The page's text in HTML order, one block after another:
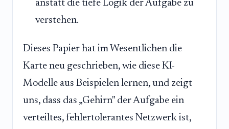
anstatt die tiefe Logik der Aufgabe zu
verstehen.
Dieses Papier hat im Wesentlichen die
Karte neu geschrieben, wie diese KI-
Modelle aus Beispielen lernen, und zeigt
uns, dass das „Gehirn" der Aufgabe ein
verteiltes, fehlertolerantes Netzwerk ist,